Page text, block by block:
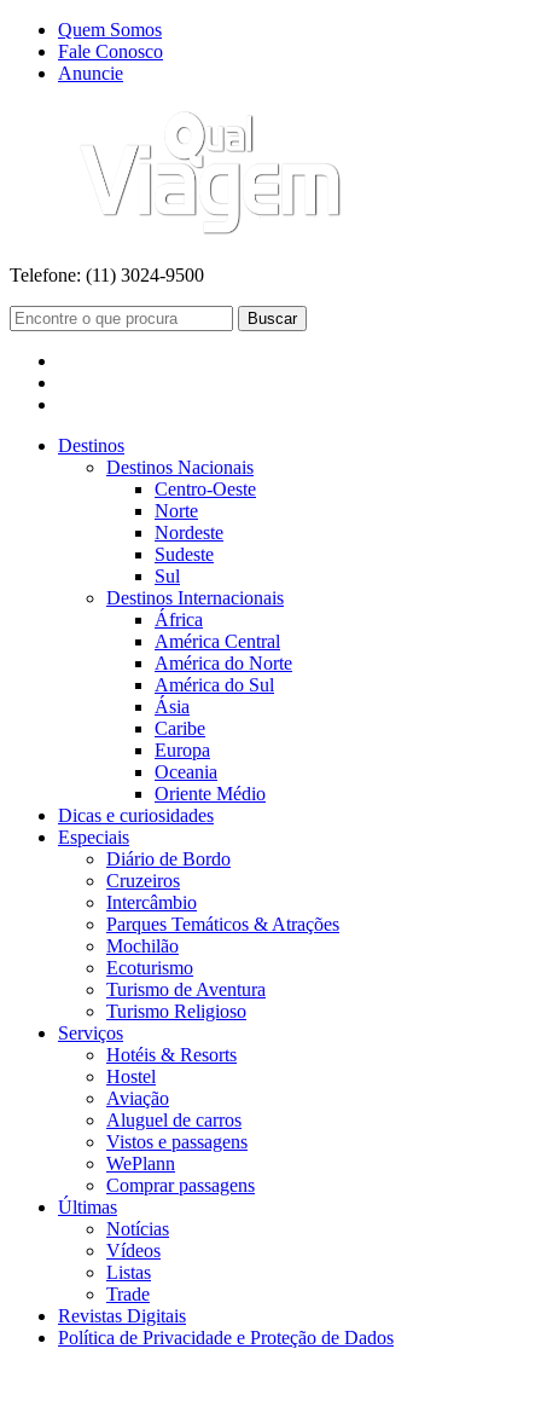
Quem Somos
Fale Conosco
Anuncie
Telefone: (11) 3024-9500
Buscar
Destinos
Destinos Nacionais
Centro-Oeste
Norte
Nordeste
Sudeste
Sul
Destinos Internacionais
África
América Central
América do Norte
América do Sul
Ásia
Caribe
Europa
Oceania
Oriente Médio
Dicas e curiosidades
Especiais
Diário de Bordo
Cruzeiros
Intercâmbio
Parques Temáticos & Atrações
Mochilão
Ecoturismo
Turismo de Aventura
Turismo Religioso
Serviços
Hotéis & Resorts
Hostel
Aviação
Aluguel de carros
Vistos e passagens
WePlann
Comprar passagens
Últimas
Notícias
Vídeos
Listas
Trade
Revistas Digitais
Política de Privacidade e Proteção de Dados